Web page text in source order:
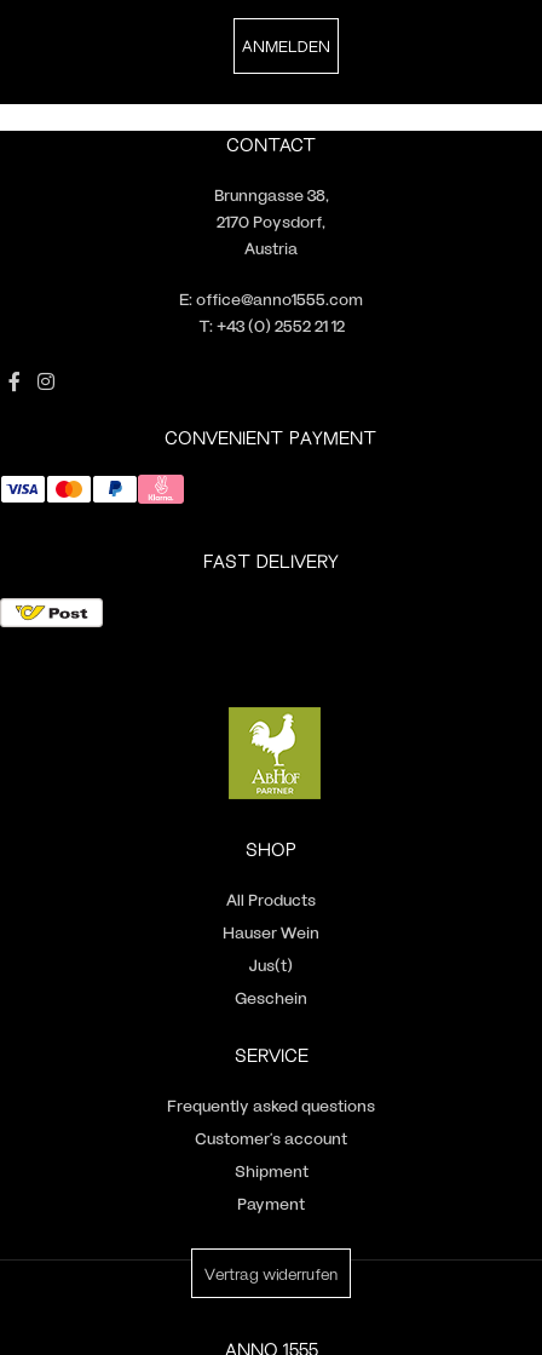
CONTACT
Brunngasse 38,
2170 Poysdorf,
Austria
E:office@anno1555.com
T:+43 (0) 2552 21 12
CONVENIENT PAYMENT
FAST DELIVERY
SHOP
All Products
Hauser Wein
Jus(t)
Geschein
SERVICE
Frequently asked questions
Customer’s account
Shipment
Payment
Vertrag widerrufen
ANNO 1555